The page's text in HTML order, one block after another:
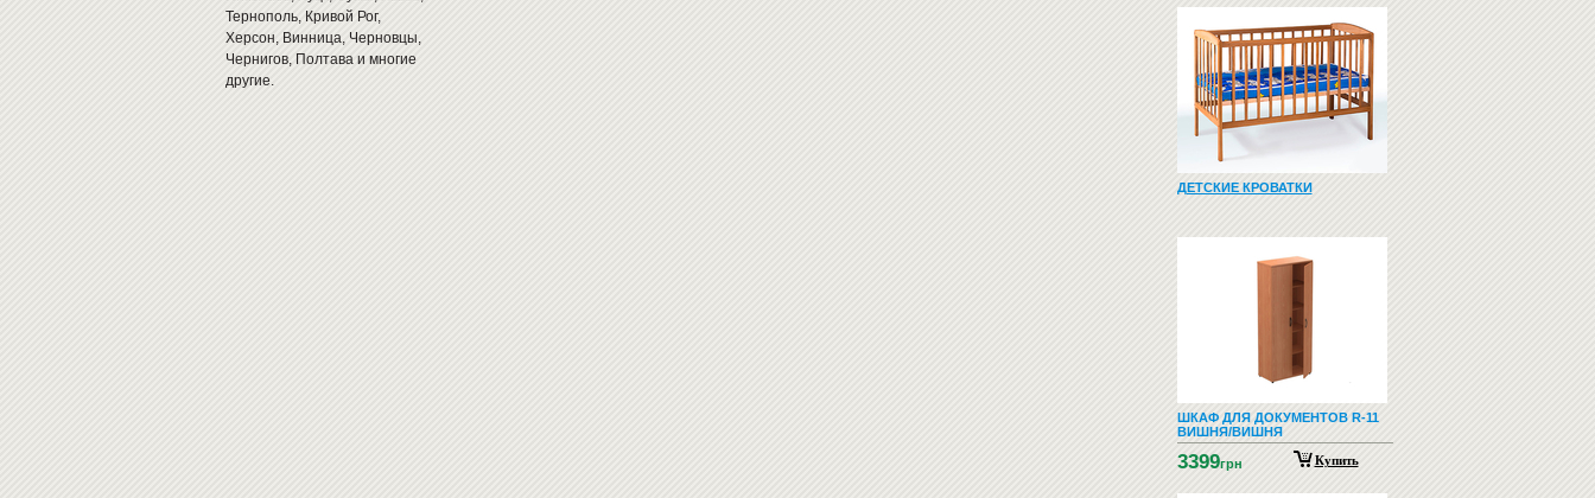
Тернополь, Кривой Рог,
Херсон, Винница, Черновцы,
Чернигов, Полтава и многие
другие.
ДЕТСКИЕ КРОВАТКИ
ШКАФ ДЛЯ ДОКУМЕНТОВ R-11
ВИШНЯ/ВИШНЯ
3399грн Купить